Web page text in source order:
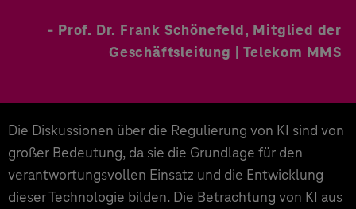
- Prof. Dr. Frank Schönefeld, Mitglied der
Geschäftsleitung | Telekom MMS
Die Diskussionen über die Regulierung von KI sind von
großer Bedeutung, da sie die Grundlage für den
verantwortungsvollen Einsatz und die Entwicklung
dieser Technologie bilden. Die Betrachtung von KI aus